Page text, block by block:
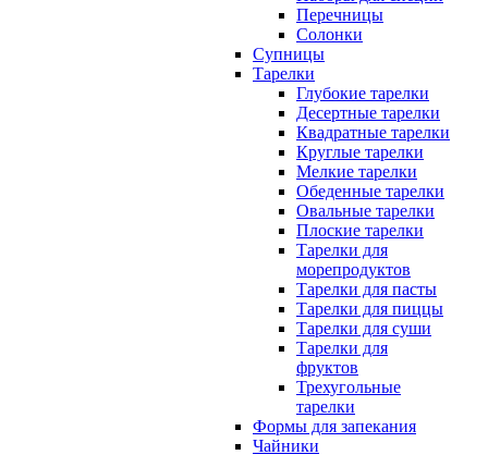
Перечницы
Солонки
Супницы
Тарелки
Глубокие тарелки
Десертные тарелки
Квадратные тарелки
Круглые тарелки
Мелкие тарелки
Обеденные тарелки
Овальные тарелки
Плоские тарелки
Тарелки для
морепродуктов
Тарелки для пасты
Тарелки для пиццы
Тарелки для суши
Тарелки для
фруктов
Трехугольные
тарелки
Формы для запекания
Чайники